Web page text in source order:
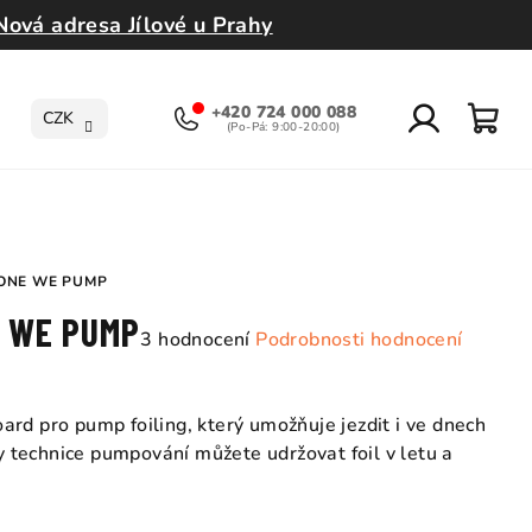
adresa Jílové u Prahy
CZK +420 724 000 088
WE PUMP
PUMPPrůměrné
je
5,0
3 hodnocení Podrobnosti hodnocení
pro pump foiling, který umožňuje jezdit i ve dnech
pumpování můžete udržovat foil v letu a